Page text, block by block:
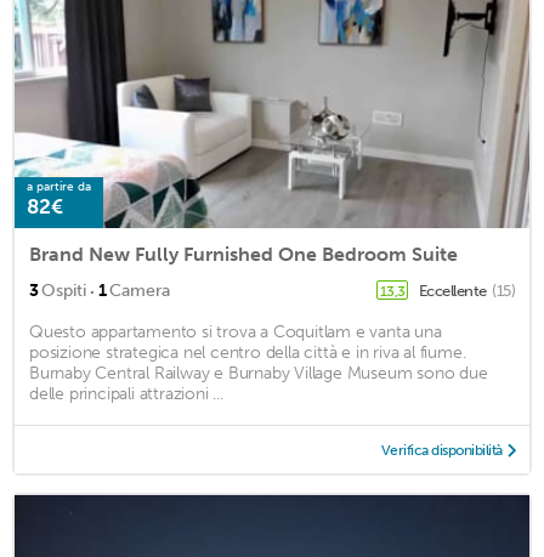
a partire da
82€
Brand New Fully Furnished One Bedroom Suite
3Ospiti · 1Camera 13,3 Eccellente (15)
Questo appartamento si trova a Coquitlam e vanta una
posizione strategica nel centro della città e in riva al fiume.
Burnaby Central Railway e Burnaby Village Museum sono due
delle principali attrazioni ...
Verifica disponibilità